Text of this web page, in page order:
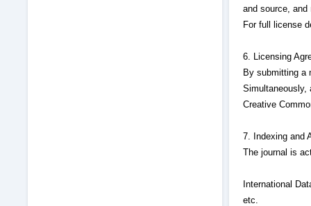
and source,
For full license
6. Licensing
By submitting a
Simultaneously,
Creative
7. Indexing and
The journal is
International
etc.